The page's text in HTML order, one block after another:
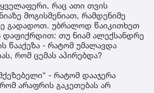
რაც ათი თვის
მოგისმენიათ, რამდენიმე
გადადოთ. უბრალოდ წაიკითხეთ
დაფიქრდით: თუ ნიამ ალექსანდრე
წააქეზა - რატომ უმალავდა
რომ ცემას აპირებდა?
- რატომ დააჯერა
არაფრის გაკეთებას არ